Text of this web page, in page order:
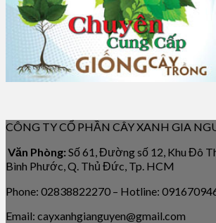
CÔNG TY CỔ PHẦN CÂY XANH GIA
Văn Phòng: Số 61, Đường số 12, Khu Đô
Bình Phước, Q. Thủ Đức, Tp. HCM
Phone: 02838822270 – Hotline:
Email: cayxanhgianguyen@gmail.com